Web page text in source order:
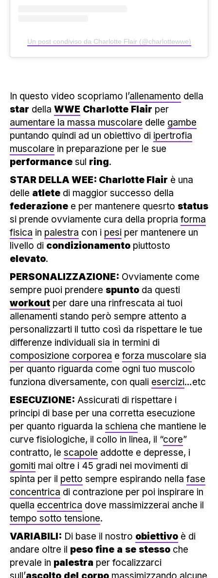
Un post condiviso da Charlotte Flair (@charlottewwe)
In questo video scopriamo l’allenamento della
star della WWE Charlotte Flair per
aumentare la massa muscolare delle gambe
puntando quindi ad un obiettivo di ipertrofia
muscolare in preparazione per le sue
performance sul ring.
STAR DELLA WEE: Charlotte Flair è una
delle atlete di maggior successo della
federazione e per mantenere quesrto status
si prende ovviamente cura della propria forma
fisica in palestra con i pesi per mantenere un
livello di condizionamento piuttosto
elevato.
PERSONALIZZAZIONE: Ovviamente come
sempre puoi prendere spunto da questi
workout per dare una rinfrescata ai tuoi
allenamenti stando però sempre attento a
personalizzarti il tutto così da rispettare le tue
differenze individuali sia in termini di
composizione corporea e forza muscolare sia
per quanto riguarda come ogni tuo muscolo
funziona diversamente, con quali esercizi…etc
ESECUZIONE: Assicurati di rispettare i
principi di base per una corretta esecuzione
per quanto riguarda la schiena che mantiene le
curve fisiologiche, il collo in linea, il “core”
contratto, le scapole addotte e depresse, i
gomiti mai oltre i 45 gradi nei movimenti di
spinta per il petto sempre espirando nella fase
concentrica di contrazione per poi inspirare in
quella eccentrica dove massimizzerai anche il
tempo sotto tensione.
VARIABILI: Di base il nostro obiettivo è di
andare oltre il peso fine a se stesso che
prevale in palestra per focalizzarci
sull’ascolto del corpo massimizzando alcune